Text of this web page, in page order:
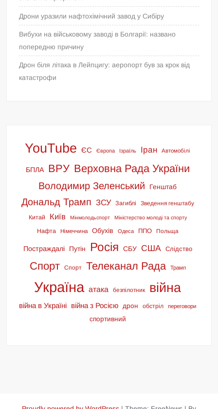
Дрони уразили нафтохімічний завод у Сибіру
Вибухи на військовому заводі в Болгарії: названо
попередню причину
Дрон біля літака в Лейпцигу: аеропорт був за крок від
катастрофи
YouTube ЄС Європа Ізраїль Іран Автомобілі
БПЛА ВРУ Верховна Рада України
Володимир Зеленський Генштаб
Дональд Трамп ЗСУ Загиблі Зведення генштабу
Китай Київ Мінмолодьспорт Міністерство молоді та спорту
Нафта Німеччина Обухів Одеса ППО Польща
Постраждалі Путін Росія СБУ США Слідство
Спорт Спорт Телеканал Рада Трамп
Україна атака безпілотник війна
війна в Україні війна з Росією дрон обстріл переговори
спортивний